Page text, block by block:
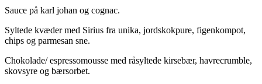
Sauce på karl johan og cognac.
Syltede kvæder med Sirius fra unika, jordskokpure, figenkompot,
chips og parmesan sne.
Chokolade/ espressomousse med råsyltede kirsebær, havrecrumble,
skovsyre og bærsorbet.